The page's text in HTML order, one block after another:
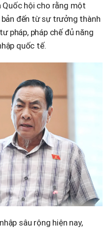
Quốc hội cho rằng một
đến từ sự trưởng thành
pháp, pháp chế đủ năng
quốc tế.
sâu rộng hiện nay,